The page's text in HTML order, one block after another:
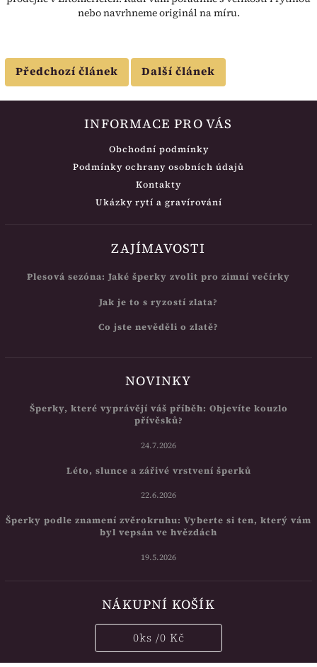
nebo navrhneme originál na míru.
Předchozí článek Další článek
INFORMACE PRO VÁS
Obchodní podmínky
Podmínky ochrany osobních údajů
Kontakty
Ukázky rytí a gravírování
ZAJÍMAVOSTI
Plesová sezóna: Jaké šperky zvolit pro zimní večírky
Jak je to s ryzostí zlata?
Co jste nevěděli o zlatě?
NOVINKY
Šperky, které vyprávějí váš příběh: Objevíte kouzlo
přívěsků?
24.7.2026
Léto, slunce a zářivé vrstvení šperků
22.6.2026
Šperky podle znamení zvěrokruhu: Vyberte si ten, který vám
byl vepsán ve hvězdách
19.5.2026
NÁKUPNÍ KOŠÍK
0ks /0 Kč